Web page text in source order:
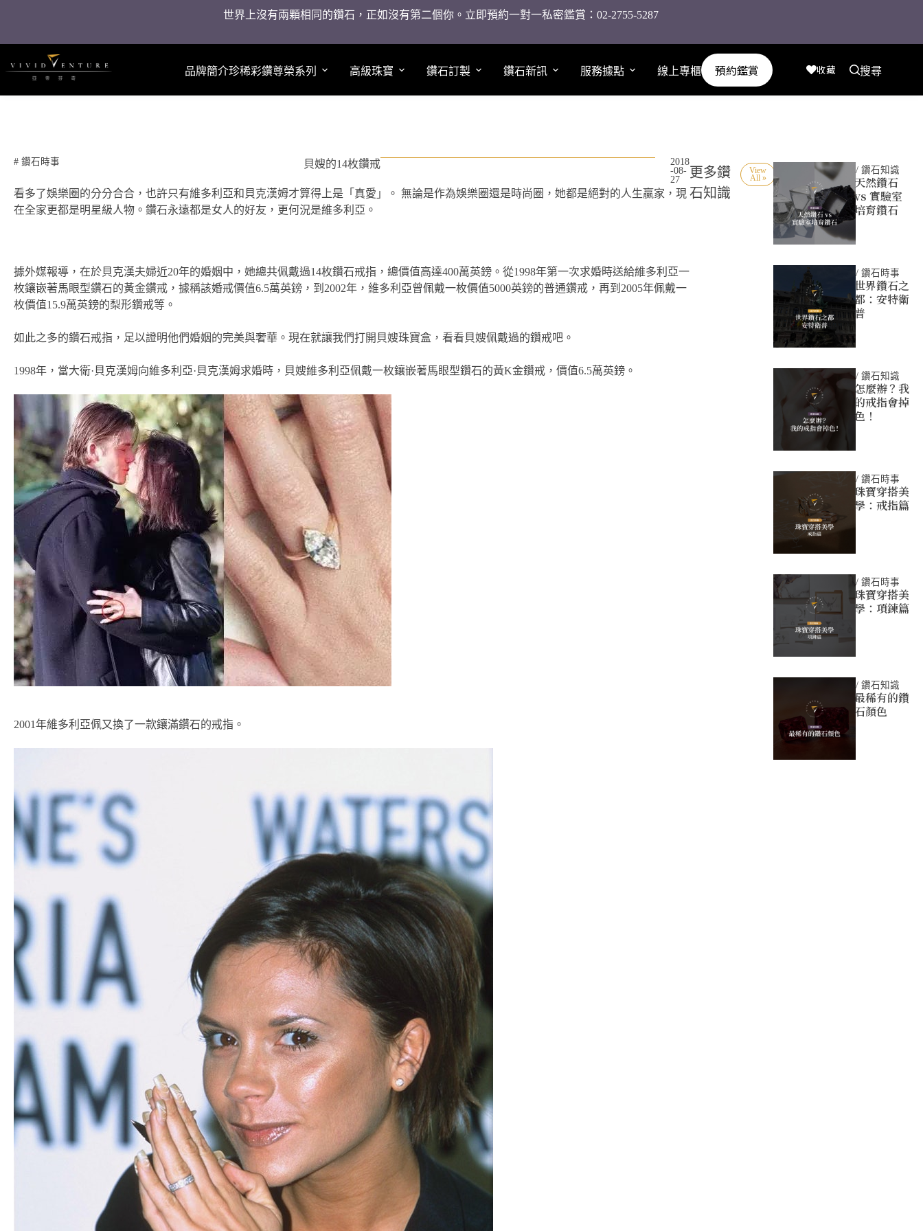
世界上沒有兩顆相同的鑽石，正如沒有第二個你。立即預約一對一私密鑑賞：02-2755-5287
品牌簡介珍稀彩鑽尊榮系列 高級珠寶 鑽石訂製 鑽石新訊 服務據點 線上專櫃 預約鑑賞 收藏 搜尋
# 鑽石時事 貝嫂的14枚鑽戒
2018
-08-
27
看多了娛樂圈的分分合合，也許只有維多利亞和貝克漢姆才算得上是「真愛」。 無論是作為娛樂圈還是時尚圈，她都是絕對的人生贏家，現
在全家更都是明星級人物。鑽石永遠都是女人的好友，更何況是維多利亞。
據外媒報導，在於貝克漢夫婦近20年的婚姻中，她總共佩戴過14枚鑽石戒指，總價值高達400萬英鎊。從1998年第一次求婚時送給維多利亞一
枚鑲嵌著馬眼型鑽石的黃金鑽戒，據稱該婚戒價值6.5萬英鎊，到2002年，維多利亞曾佩戴一枚價值5000英鎊的普通鑽戒，再到2005年佩戴一
枚價值15.9萬英鎊的梨形鑽戒等。
如此之多的鑽石戒指，足以證明他們婚姻的完美與奢華。現在就讓我們打開貝嫂珠寶盒，看看貝嫂佩戴過的鑽戒吧。
1998年，當大衛·貝克漢姆向維多利亞·貝克漢姆求婚時，貝嫂維多利亞佩戴一枚鑲嵌著馬眼型鑽石的黃K金鑽戒，價值6.5萬英鎊。
2001年維多利亞佩又換了一款鑲滿鑽石的戒指。
更多鑽
石知識
View
All »
/ 鑽石知識
天然鑽石
vs 實驗室
培育鑽石
/ 鑽石時事
世界鑽石之
都：安特衛
普
/ 鑽石知識
怎麼辦？我
的戒指會掉
色！
/ 鑽石時事
珠寶穿搭美
學：戒指篇
/ 鑽石時事
珠寶穿搭美
學：項鍊篇
/ 鑽石知識
最稀有的鑽
石顏色